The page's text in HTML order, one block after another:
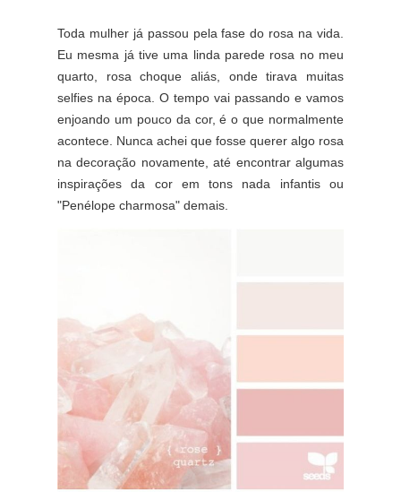
Toda mulher já passou pela fase do rosa na vida.
Eu mesma já tive uma linda parede rosa no meu
quarto, rosa choque aliás, onde tirava muitas
selfies na época. O tempo vai passando e vamos
enjoando um pouco da cor, é o que normalmente
acontece. Nunca achei que fosse querer algo rosa
na decoração novamente, até encontrar algumas
inspirações da cor em tons nada infantis ou
"Penélope charmosa" demais.